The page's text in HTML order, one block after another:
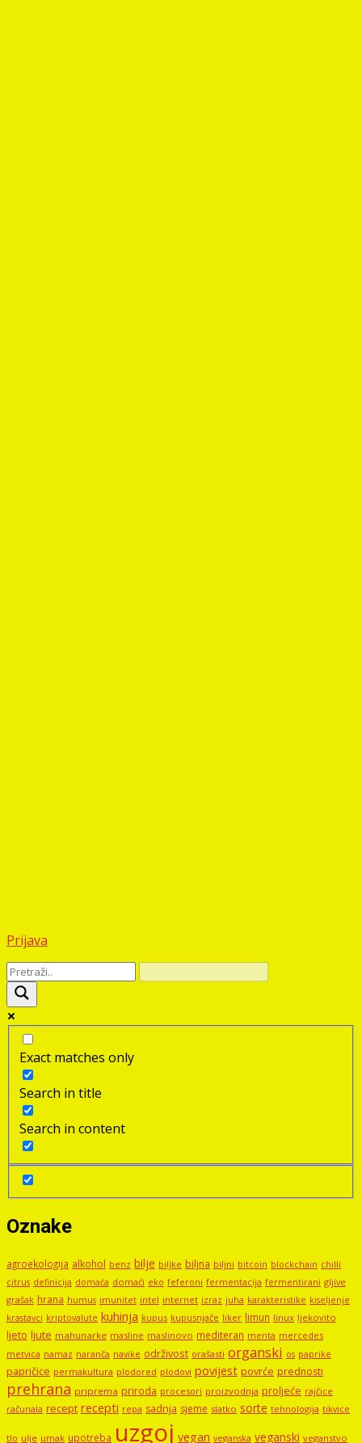
Prijava
Exact matches only
Search in title
Search in content
Oznake
agroekologija alkohol benz bilje biljke biljna biljni bitcoin blockchain chilli
citrus definicija domaća domaći eko feferoni fermentacija fermentirani gljive
grašak hrana humus imunitet intel internet izraz juha karakteristike kiseljenje
krastavci kriptovalute kuhinja kupus kupusnjače liker limun linux ljekovito
ljeto ljute mahunarke masline maslinovo mediteran menta mercedes
metvica namaz naranča navike održivost orašasti organski os paprike
papričice permakultura plodored plodovi povijest povrće prednosti
prehrana priprema priroda procesori proizvodnja proljeće rajčice
računala recept recepti repa sadnja sjeme slatko sorte tehnologija tikvice
tlo ulje umak upotreba uzgoj vegan veganska veganski veganstvo